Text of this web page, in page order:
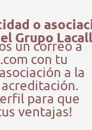
o
Grupo
un correo a
con tu
a la
para que
ventajas!